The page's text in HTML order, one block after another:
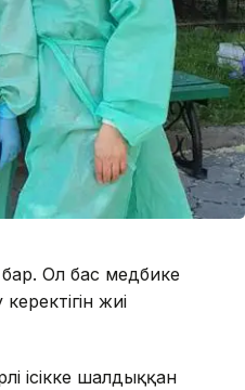
Ол бас медбике
жиі
ісікке шалдыққан